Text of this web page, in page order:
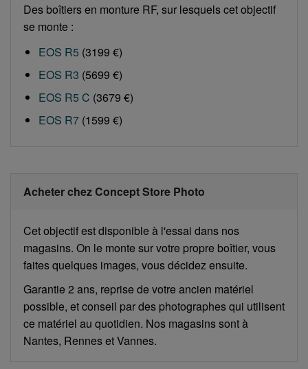
Des boîtiers en monture RF, sur lesquels cet objectif
se monte :
EOS R5 (3199 €)
EOS R3 (5699 €)
EOS R5 C (3679 €)
EOS R7 (1599 €)
Acheter chez Concept Store Photo
Cet objectif est disponible à l'essai dans nos
magasins. On le monte sur votre propre boîtier, vous
faites quelques images, vous décidez ensuite.
Garantie 2 ans, reprise de votre ancien matériel
possible, et conseil par des photographes qui utilisent
ce matériel au quotidien. Nos magasins sont à
Nantes, Rennes et Vannes.